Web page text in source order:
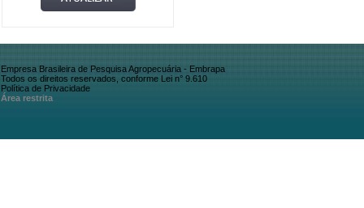
Empresa Brasileira de Pesquisa Agropecuária - Embrapa
Todos os direitos reservados, conforme Lei n° 9.610
Política de Privacidade
Área restrita